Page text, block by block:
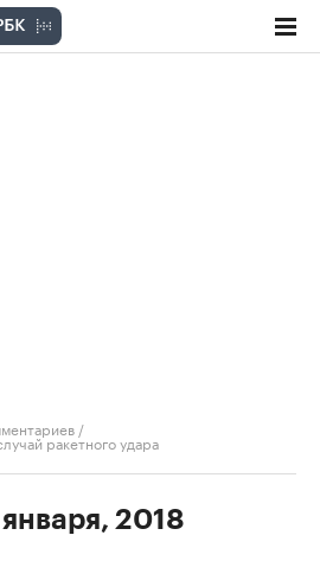
/
ракетного удара
2018